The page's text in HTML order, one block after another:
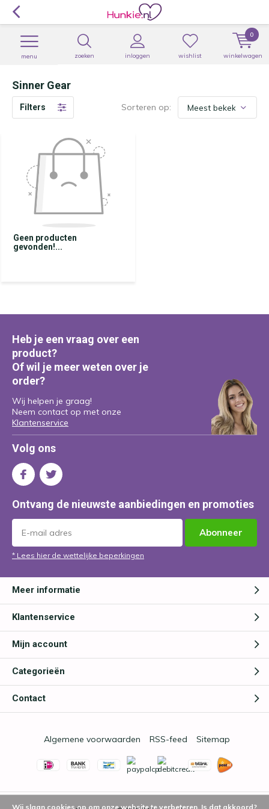
zoeken inloggen
menu wishlist winkelwagen
0
Sinner Gear
Filters Sorteren op:
Geen producten
gevonden!...
Heb je een vraag over een
product?
Of wil je meer weten over je
order?
Wij helpen je graag!
Neem contact op met onze
Klantenservice
Volg ons
Ontvang de nieuwste aanbiedingen en promoties
Abonneer
* Lees hier de wettelijke beperkingen
Meer informatie
Klantenservice
Mijn account
Categorieën
Contact
Algemene voorwaarden RSS-feed Sitemap
Wij slaan cookies op om onze website te verbeteren. Is dat akkoord?